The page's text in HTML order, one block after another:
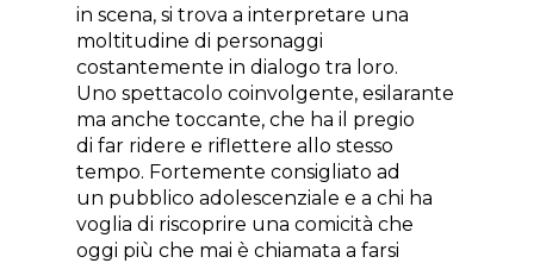
in scena, si trova a interpretare una
moltitudine di personaggi
costantemente in dialogo tra loro.
Uno spettacolo coinvolgente, esilarante
ma anche toccante, che ha il pregio
di far ridere e riflettere allo stesso
tempo. Fortemente consigliato ad
un pubblico adolescenziale e a chi ha
voglia di riscoprire una comicità che
oggi più che mai è chiamata a farsi